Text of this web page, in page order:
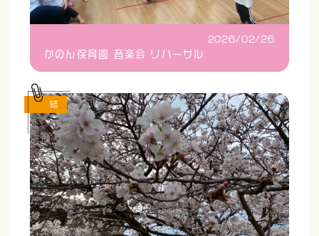
2026/02/26
かのん保育園 音楽会 リハーサル
結